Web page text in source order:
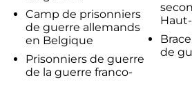
↑ Verchot M (2013)Le
pays des prisonniers
capturés par l’armée
1920)
. Revue d’Alsace,
↑Laurent Quisefit,
routines et
Camp de prisonniers
de guerre allemands
en Belgique
Prisonniers de guerre
de la guerre franco-
de